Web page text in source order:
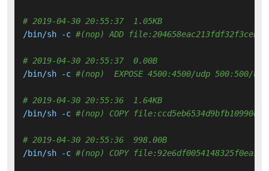
# 2019-04-30 20:55:37  1.05KB
/bin/sh -c #(nop) ADD
# 2019-04-30 20:55:37  0.00B
/bin/sh -c #(nop)  EXPOSE 4500:4500/udp 500:500/udp
# 2019-04-30 20:55:36  1.64KB
/bin/sh -c #(nop) COPY
# 2019-04-30 20:55:36  998.00B
/bin/sh -c #(nop) COPY